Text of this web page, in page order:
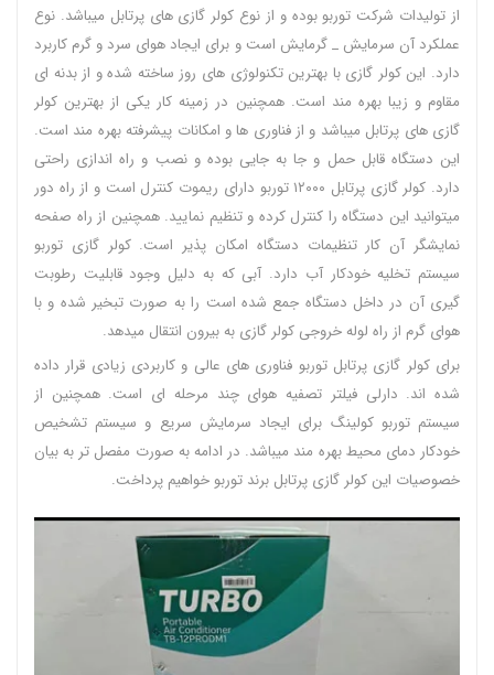
از تولیدات شرکت توربو بوده و از نوع کولر گازی های پرتابل میباشد. نوع
عملکرد آن سرمایش _ گرمایش است و برای ایجاد هوای سرد و گرم کاربرد
دارد. این کولر گازی با بهترین تکنولوژی های روز ساخته شده و از بدنه ای
مقاوم و زیبا بهره مند است. همچنین در زمینه کار یکی از بهترین کولر
گازی های پرتابل میباشد و از فناوری ها و امکانات پیشرفته بهره مند است.
این دستگاه قابل حمل و جا به جایی بوده و نصب و راه اندازی راحتی
دارد. کولر گازی پرتابل ۱۲۰۰۰ توربو دارای ریموت کنترل است و از راه دور
میتوانید این دستگاه را کنترل کرده و تنظیم نمایید. همچنین از راه صفحه
نمایشگر آن کار تنظیمات دستگاه امکان پذیر است. کولر گازی توربو
سیستم تخلیه خودکار آب دارد. آبی که به دلیل وجود قابلیت رطوبت
گیری آن در داخل دستگاه جمع شده است را به صورت تبخیر شده و با
هوای گرم از راه لوله خروجی کولر گازی به بیرون انتقال میدهد.
برای کولر گازی پرتابل توربو فناوری های عالی و کاربردی زیادی قرار داده
شده اند. دارلی فیلتر تصفیه هوای چند مرحله ای است. همچنین از
سیستم توربو کولینگ برای ایجاد سرمایش سریع و سیستم تشخیص
خودکار دمای محیط بهره مند میباشد. در ادامه به صورت مفصل تر به بیان
خصوصیات این کولر گازی پرتابل برند توربو خواهیم پرداخت.